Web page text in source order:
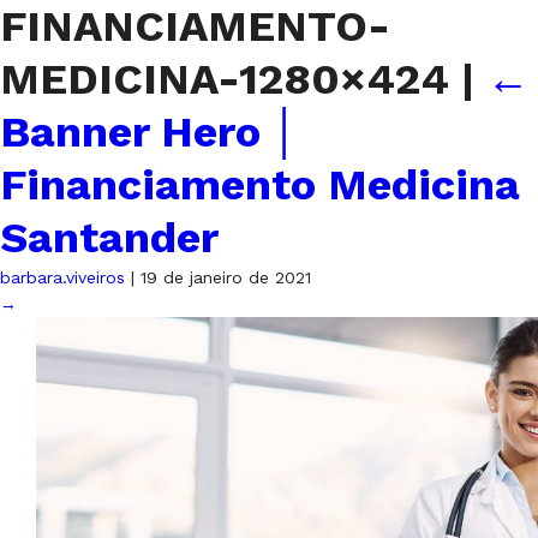
FINANCIAMENTO-
MEDICINA-1280×424 | ←
Banner Hero │
Financiamento Medicina
Santander
barbara.viveiros | 19 de janeiro de 2021
→